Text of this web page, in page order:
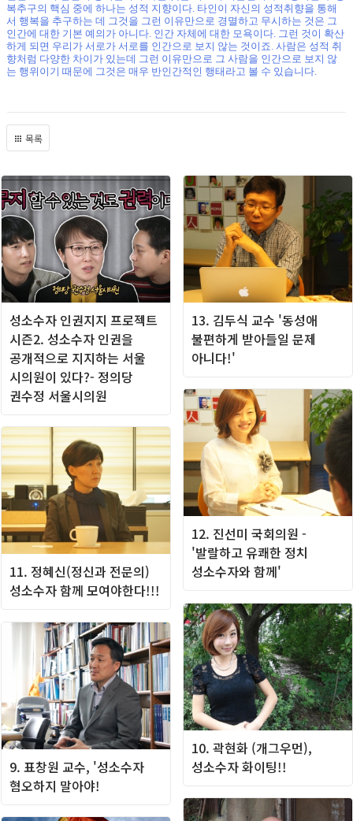
복추구의 핵심 중에 하나는 성적 지향이다. 타인이 자신의 성적취향을 통해
서 행복을 추구하는 데 그것을 그런 이유만으로 경멸하고 무시하는 것은 그
인간에 대한 기본 예의가 아니다. 인간 자체에 대한 모욕이다. 그런 것이 확산
하게 되면 우리가 서로가 서로를 인간으로 보지 않는 것이죠. 사람은 성적 취
향처럼 다양한 차이가 있는데 그런 이유만으로 그 사람을 인간으로 보지 않
는 행위이기 때문에 그것은 매우 반인간적인 행태라고 볼 수 있습니다.
목록
성소수자 인권지지 프로젝트
시즌2. 성소수자 인권을
공개적으로 지지하는 서울
시의원이 있다?- 정의당
권수정 서울시의원
13. 김두식 교수 '동성애
불편하게 받아들일 문제
아니다!'
12. 진선미 국회의원 -
'발랄하고 유쾌한 정치
성소수자와 함께'
11. 정혜신(정신과 전문의)
성소수자 함께 모여야한다!!!
10. 곽현화 (개그우먼),
성소수자 화이팅!!
9. 표창원 교수, '성소수자
혐오하지 말아야!